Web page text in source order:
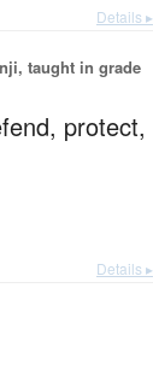
Details ▸
taught in grade
protect,
Details ▸